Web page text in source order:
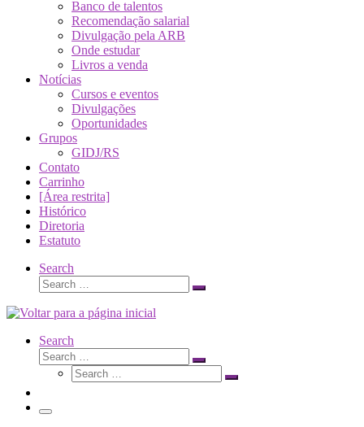
Banco de talentos
Recomendação salarial
Divulgação pela ARB
Onde estudar
Livros a venda
Notícias
Cursos e eventos
Divulgações
Oportunidades
Grupos
GIDJ/RS
Contato
Carrinho
[Área restrita]
Histórico
Diretoria
Estatuto
Search
Search
Search
Search
Search
Search
Search
Search
Menu